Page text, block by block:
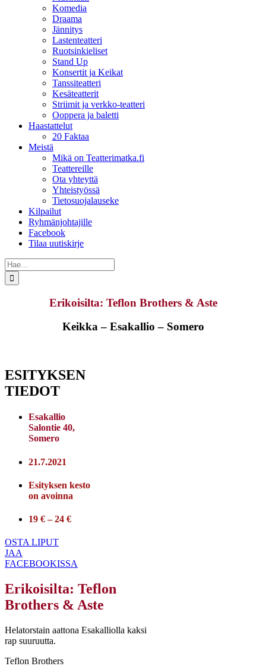
Komedia
Draama
Jännitys
Lastenteatteri
Ruotsinkieliset
Stand Up
Konsertit ja Keikat
Tanssiteatteri
Kesäteatterit
Striimit ja verkko-teatteri
Ooppera ja baletti
Haastattelut
20 Faktaa
Meistä
Mikä on Teatterimatka.fi
Teattereille
Ota yhteyttä
Yhteistyössä
Tietosuojalauseke
Kilpailut
Ryhmänjohtajille
Facebook
Tilaa uutiskirje
Etsi
...
Erikoisilta: Teflon Brothers & Aste
Keikka – Esakallio – Somero
ESITYKSEN
TIEDOT
Esakallio
Salontie 40,
Somero
21.7.2021
Esityksen kesto
on avoinna
19 € – 24 €
OSTA LIPUT
JAA
FACEBOOKISSA
Erikoisilta: Teflon
Brothers & Aste
Helatorstain aattona Esakalliolla kaksi
rap suuruutta.
Teflon Brothers